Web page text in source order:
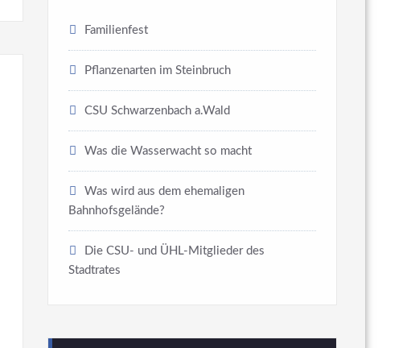
Familienfest
Pflanzenarten im Steinbruch
CSU Schwarzenbach a.Wald
Was die Wasserwacht so macht
Was wird aus dem ehemaligen
Bahnhofsgelände?
Die CSU- und ÜHL-Mitglieder des
Stadtrates